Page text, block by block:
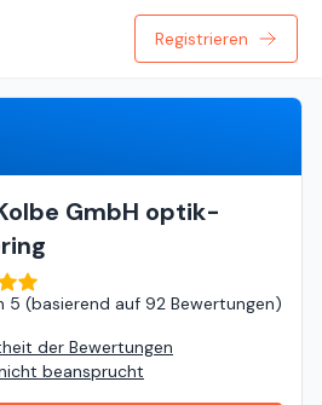
Registrieren
GmbH optik-
5 (basierend auf 92 Bewertungen)
der Bewertungen
beansprucht